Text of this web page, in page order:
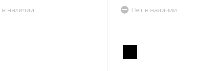
в наличии Нет в наличии